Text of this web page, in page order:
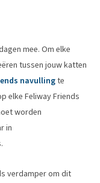
mee. Om elke
tussen jouw katten
navullingte
elke Feliway Friends
worden
in
verdamper om dit